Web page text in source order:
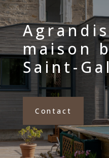
maison
Saint-
Contact